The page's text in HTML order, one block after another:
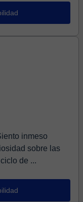
inmeso
sobre las
de ...